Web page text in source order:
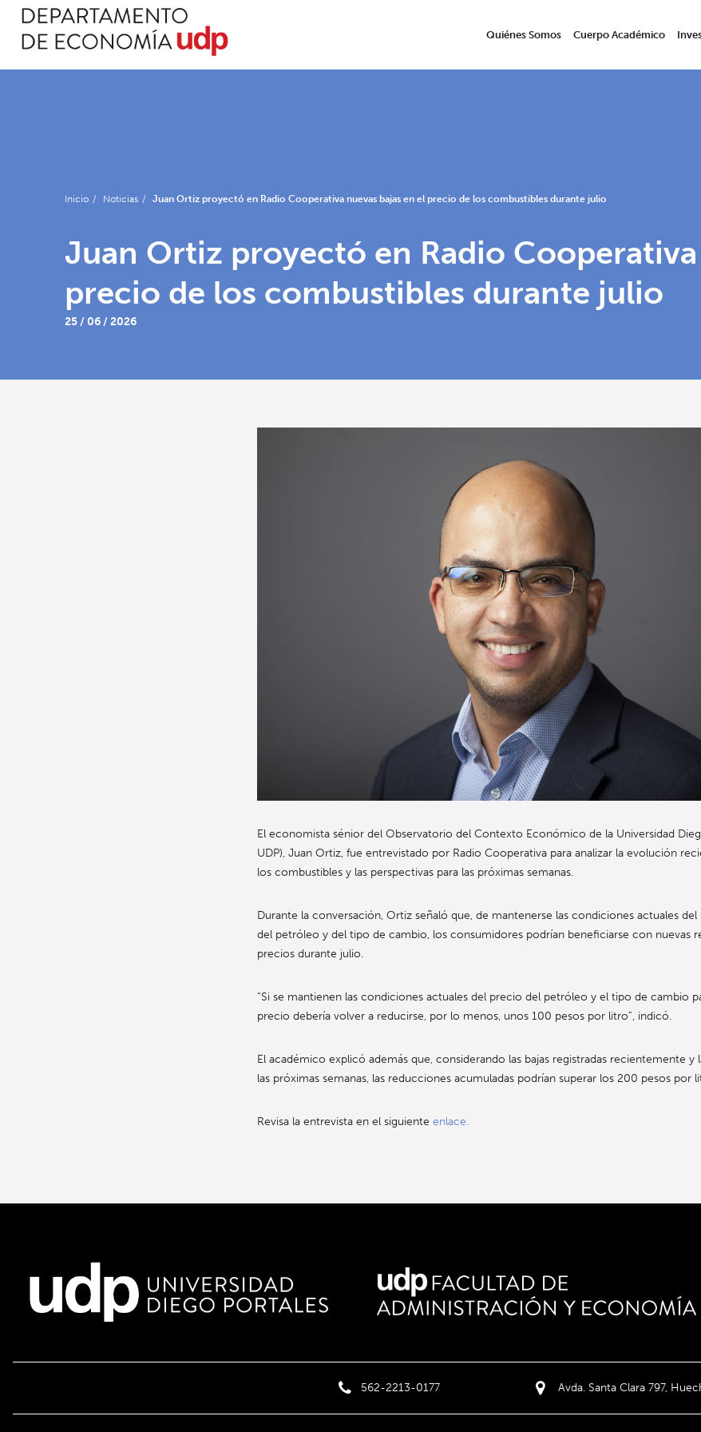
Quiénes Somos Cuerpo Académico
Inicio / Noticias / Juan Ortiz proyectó en Radio Cooperativa nuevas bajas en el precio de los combustibles durante julio
Juan Ortiz proyectó en Radio Cooperativa
precio de los combustibles durante julio
25 / 06 / 2026
El economista sénior del Observatorio del Contexto Económico de la Universidad
UDP), Juan Ortiz, fue entrevistado por Radio Cooperativa para analizar la evolución
los combustibles y las perspectivas para las próximas semanas.
Durante la conversación, Ortiz señaló que, de mantenerse las condiciones actuales
del petróleo y del tipo de cambio, los consumidores podrían beneficiarse con nuevas
precios durante julio.
“Si se mantienen las condiciones actuales del precio del petróleo y el tipo de cambio
precio debería volver a reducirse, por lo menos, unos 100 pesos por litro”, indicó.
El académico explicó además que, considerando las bajas registradas recientemente y
las próximas semanas, las reducciones acumuladas podrían superar los 200 pesos por
Revisa la entrevista en el siguiente enlace.
562-2213-0177 Avda. Santa Clara 797,